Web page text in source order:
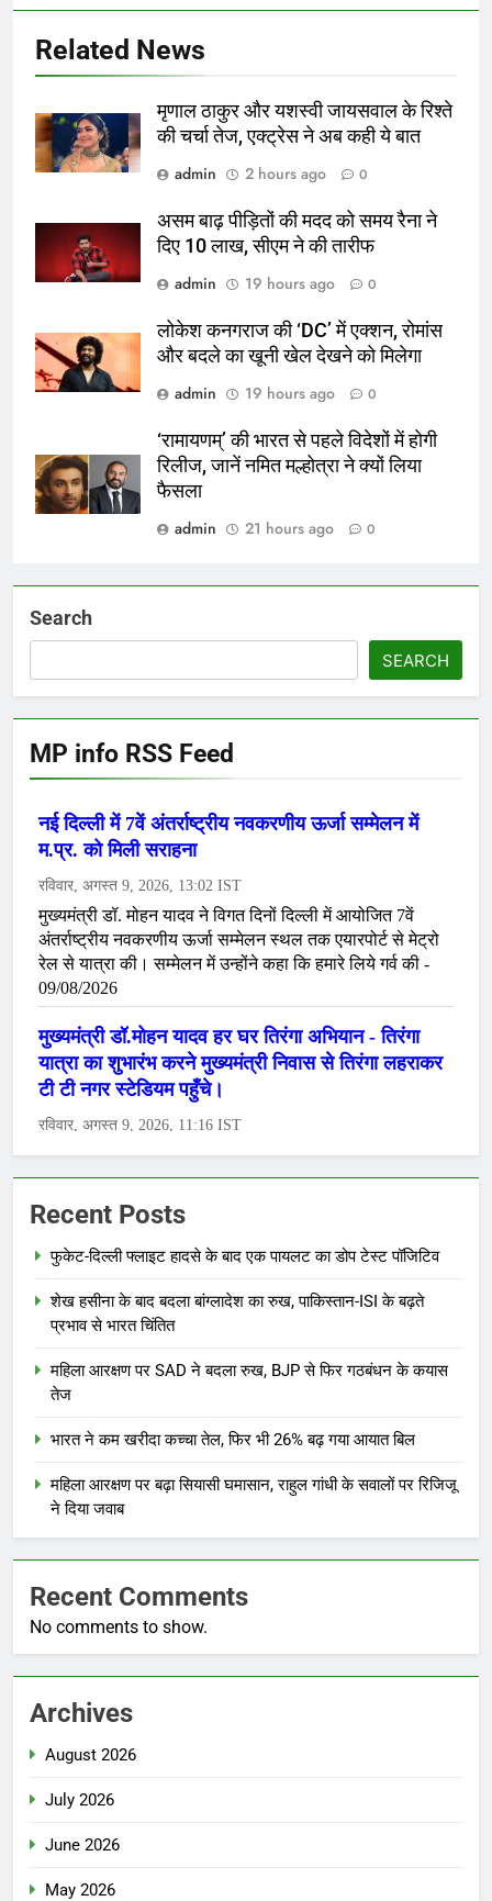
Related News
मृणाल ठाकुर और यशस्वी जायसवाल के रिश्ते
की चर्चा तेज, एक्ट्रेस ने अब कही ये बात
admin
2 hours ago 0
असम बाढ़ पीड़ितों की मदद को समय रैना ने
दिए 10 लाख, सीएम ने की तारीफ
admin
19 hours ago 0
लोकेश कनगराज की ‘DC’ में एक्शन, रोमांस
और बदले का खूनी खेल देखने को मिलेगा
admin
19 hours ago 0
‘रामायणम्’ की भारत से पहले विदेशों में होगी
रिलीज, जानें नमित मल्होत्रा ने क्यों लिया
फैसला
admin
21 hours ago 0
Search
SEARCH
MP info RSS Feed
Recent Posts
फुकेट-दिल्ली फ्लाइट हादसे के बाद एक पायलट का डोप टेस्ट पॉजिटिव
शेख हसीना के बाद बदला बांग्लादेश का रुख, पाकिस्तान-ISI के बढ़ते
प्रभाव से भारत चिंतित
महिला आरक्षण पर SAD ने बदला रुख, BJP से फिर गठबंधन के कयास
तेज
भारत ने कम खरीदा कच्चा तेल, फिर भी 26% बढ़ गया आयात बिल
महिला आरक्षण पर बढ़ा सियासी घमासान, राहुल गांधी के सवालों पर रिजिजू
ने दिया जवाब
Recent Comments
No comments to show.
Archives
August 2026
July 2026
June 2026
May 2026